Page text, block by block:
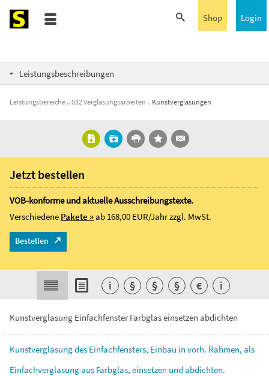
Login
Shop
Leistungsbeschreibungen
Leistungsbereiche 032 Verglasungsarbeiten Kunstverglasungen
Kunstverglasung Einfachfenster Farbglas einsetzen abdichten
Kunstverglasungdes Einfachfensters, Einbau in vorh. Rahmen, als
Einfachverglasungaus Farbglas, einsetzen undabdichten.
Jetzt bestellen
VOB-konforme und aktuelle Ausschreibungstexte.
Verschiedene Pakete »ab 168,00 EUR/Jahrzzgl. MwSt.
Bestellen
i § § § € i